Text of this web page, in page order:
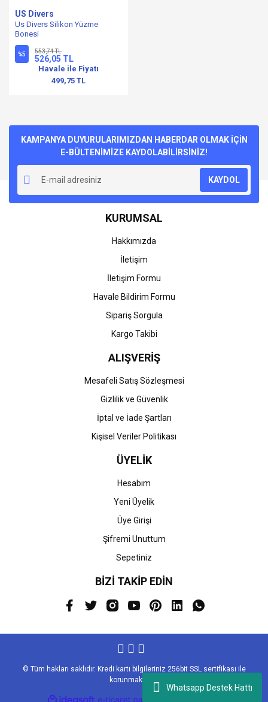
Whatsapp Destek Hattı
US Divers
Us Divers Silikon Yüzme
Bonesi
%5 553,74 TL
526,05 TL
Havale ile Fiyatı
499,75 TL
KAMPANYA DUYURULARIMIZDAN HABERDAR OLMAK İÇİN
E-BÜLTENİMİZE KAYDOLABİLİRSİNİZ!
KAYDOL
KURUMSAL
Hakkımızda
İletişim
İletişim Formu
Havale Bildirim Formu
Sipariş Sorgula
Kargo Takibi
ALIŞVERİŞ
Mesafeli Satış Sözleşmesi
Gizlilik ve Güvenlik
İptal ve İade Şartları
Kişisel Veriler Politikası
ÜYELİK
Hesabım
Yeni Üyelik
Üye Girişi
Şifremi Unuttum
Sepetiniz
BİZİ TAKİP EDİN
© Tüm hakları saklıdır. Kredi kartı bilgileriniz 256bit SSL sertifikası ile
korunmaktadır.
ideasoft